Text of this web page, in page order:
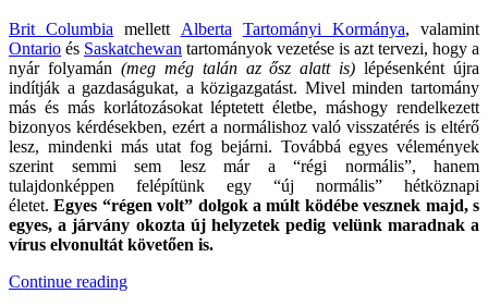
Brit Columbia mellett Alberta Tartományi Kormánya, valamint
Ontario és Saskatchewan tartományok vezetése is azt tervezi, hogy a
nyár folyamán (meg még talán az ősz alatt is) lépésenként újra
indítják a gazdaságukat, a közigazgatást. Mivel minden tartomány
más és más korlátozásokat léptetett életbe, máshogy rendelkezett
bizonyos kérdésekben, ezért a normálishoz való visszatérés is eltérő
lesz, mindenki más utat fog bejárni. Továbbá egyes vélemények
szerint semmi sem lesz már a “régi normális”, hanem
tulajdonképpen felépítünk egy “új normális” hétköznapi
életet.Egyes “régen volt” dolgok a múlt ködébe vesznek majd, s
egyes, a járvány okozta új helyzetek pedig velünk maradnak a
vírus elvonultát követően is.
Continue reading“CoViD-